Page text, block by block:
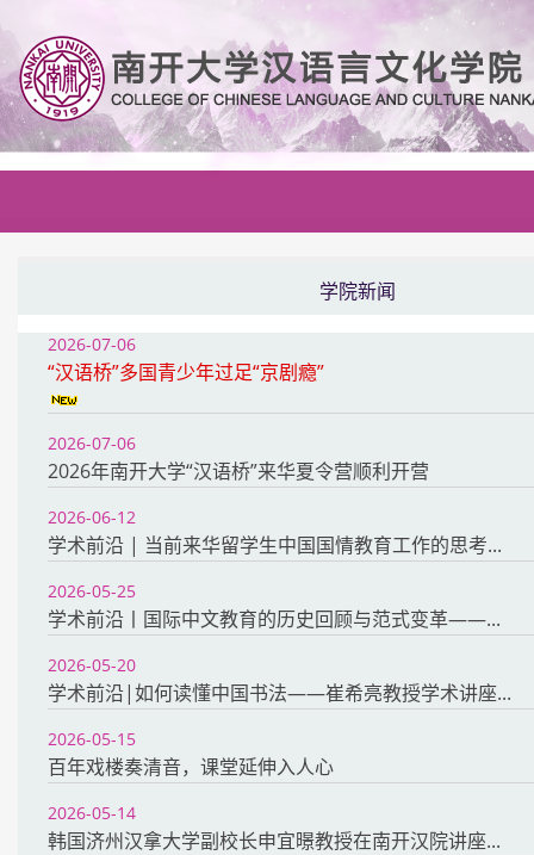
学院新闻
2026-07-06
“汉语桥”多国青少年过足“京剧瘾”
2026-07-06
2026年南开大学“汉语桥”来华夏令营顺利开营
2026-06-12
学术前沿 | 当前来华留学生中国国情教育工作的思考...
2026-05-25
学术前沿丨国际中文教育的历史回顾与范式变革——...
2026-05-20
学术前沿|如何读懂中国书法——崔希亮教授学术讲座...
2026-05-15
百年戏楼奏清音，课堂延伸入人心
2026-05-14
韩国济州汉拿大学副校长申宜暻教授在南开汉院讲座...